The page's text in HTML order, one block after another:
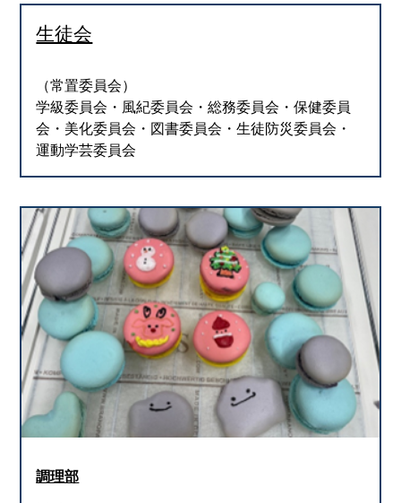
生徒会
（常置委員会）
学級委員会・風紀委員会・総務委員会・保健委員
会・美化委員会・図書委員会・生徒防災委員会・
運動学芸委員会
調理部